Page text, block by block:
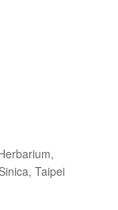
Taipei